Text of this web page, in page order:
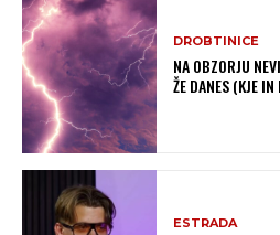
DROBTINICE
NA OBZORJU
ŽE DANES (KJE IN
ESTRADA